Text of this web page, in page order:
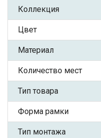
Коллекция
Цвет
Материал
Количество мест
Тип товара
Форма рамки
Тип монтажа